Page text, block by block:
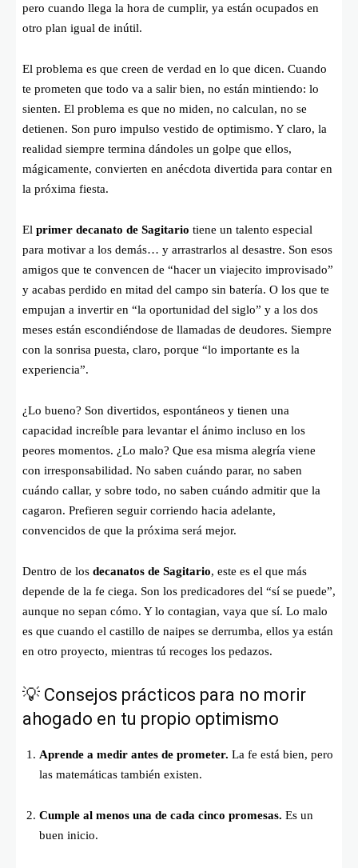
pero cuando llega la hora de cumplir, ya están ocupados en
otro plan igual de inútil.
El problema es que creen de verdad en lo que dicen. Cuando
te prometen que todo va a salir bien, no están mintiendo: lo
sienten. El problema es que no miden, no calculan, no se
detienen. Son puro impulso vestido de optimismo. Y claro, la
realidad siempre termina dándoles un golpe que ellos,
mágicamente, convierten en anécdota divertida para contar en
la próxima fiesta.
El primer decanato de Sagitario tiene un talento especial
para motivar a los demás… y arrastrarlos al desastre. Son esos
amigos que te convencen de “hacer un viajecito improvisado”
y acabas perdido en mitad del campo sin batería. O los que te
empujan a invertir en “la oportunidad del siglo” y a los dos
meses están escondiéndose de llamadas de deudores. Siempre
con la sonrisa puesta, claro, porque “lo importante es la
experiencia”.
¿Lo bueno? Son divertidos, espontáneos y tienen una
capacidad increíble para levantar el ánimo incluso en los
peores momentos. ¿Lo malo? Que esa misma alegría viene
con irresponsabilidad. No saben cuándo parar, no saben
cuándo callar, y sobre todo, no saben cuándo admitir que la
cagaron. Prefieren seguir corriendo hacia adelante,
convencidos de que la próxima será mejor.
Dentro de los decanatos de Sagitario, este es el que más
depende de la fe ciega. Son los predicadores del “sí se puede”,
aunque no sepan cómo. Y lo contagian, vaya que sí. Lo malo
es que cuando el castillo de naipes se derrumba, ellos ya están
en otro proyecto, mientras tú recoges los pedazos.
💡 Consejos prácticos para no morir
ahogado en tu propio optimismo
Aprende a medir antes de prometer. La fe está bien, pero
las matemáticas también existen.
Cumple al menos una de cada cinco promesas. Es un
buen inicio.